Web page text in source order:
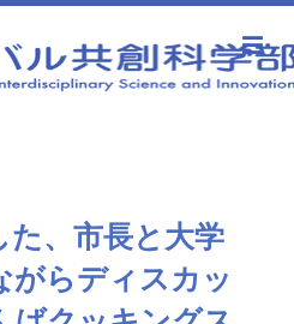
た、市長と大学
がらディスカッ